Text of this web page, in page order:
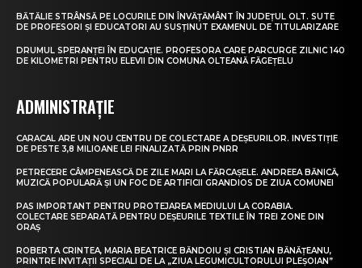
BĂTĂLIE STRÂNSĂ PE LOCURILE DIN ÎNVĂȚĂMÂNT ÎN JUDEȚUL OLT. SUTE
DE PROFESORI ȘI EDUCATORI AU SUSȚINUT EXAMENUL DE TITULARIZARE
DRUMUL SPERANȚEI ÎN EDUCAȚIE. PROFESORA CARE PARCURGE ZILNIC 140
DE KILOMETRI PENTRU ELEVII DIN COMUNA OLTEANĂ FĂGEȚELU
ADMINISTRAȚIE
CARACAL ARE UN NOU CENTRU DE COLECTARE A DEȘEURILOR. INVESTIȚIE
DE PESTE 3,8 MILIOANE LEI FINALIZATĂ PRIN PNRR
PETRECERE CÂMPENEASCĂ DE ZILE MARI LA FĂRCAȘELE. ANDREEA BĂNICĂ,
MUZICĂ POPULARĂ ȘI UN FOC DE ARTIFICII GRANDIOS DE ZIUA COMUNEI
PAS IMPORTANT PENTRU PROTEJAREA MEDIULUI LA CORABIA.
COLECTARE SEPARATĂ PENTRU DEȘEURILE TEXTILE ÎN TREI ZONE DIN
ORAȘ
ROBERTA CRINTEA, MARIA BEATRICE BĂNDOIU ȘI CRISTIAN BĂNĂȚEANU,
PRINTRE INVITAȚII SPECIALI DE LA „ZIUA LEGUMICULTORULUI PLEȘOIAN”